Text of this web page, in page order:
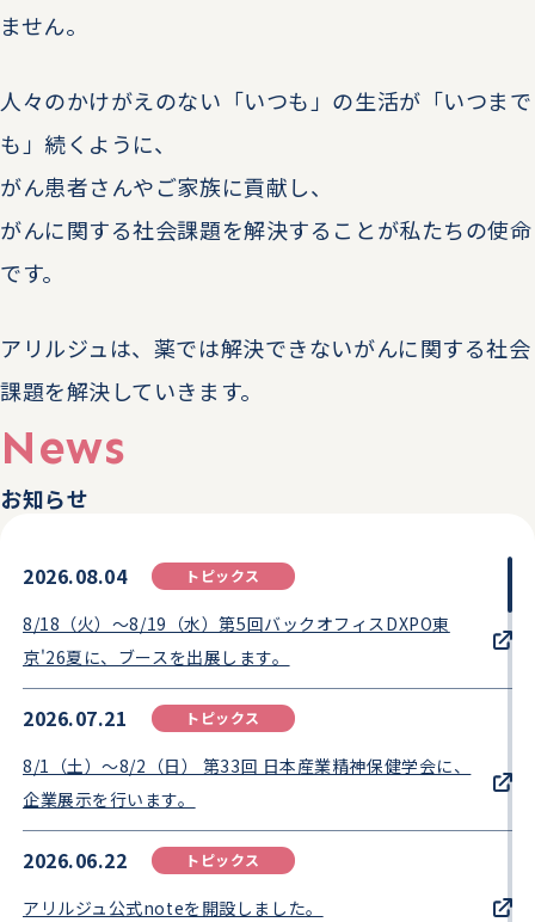
ません。​
人々のかけがえのない「いつも」の生活が「いつまで
も」続くように、
がん患者さんやご家族に貢献し、​
がんに関する社会課題を解決することが私たちの使命
です。​
アリルジュは、薬では解決できないがんに関する社会
課題を解決していきます。
News
お知らせ
2026.08.04 トピックス
8/18（火）～8/19（水）第5回バックオフィスDXPO東
京'26夏に、ブースを出展します。
2026.07.21 トピックス
8/1（土）～8/2（日） 第33回 日本産業精神保健学会に、
企業展示を行います。
2026.06.22 トピックス
アリルジュ公式noteを開設しました。